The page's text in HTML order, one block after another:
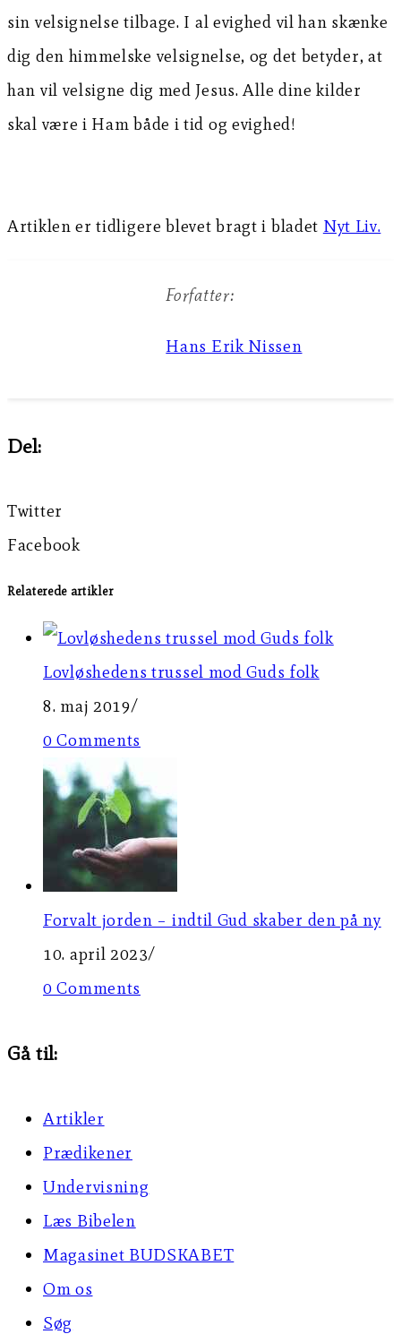
sin velsignelse tilbage. I al evighed vil han skænke
dig den himmelske velsignelse, og det betyder, at
han vil velsigne dig med Jesus. Alle dine kilder
skal være i Ham både i tid og evighed!
Artiklen er tidligere blevet bragt i bladet Nyt Liv.
Forfatter:
Hans Erik Nissen
Del:
Twitter
Facebook
Relaterede artikler
Lovløshedens trussel mod Guds folk
8. maj 2019/
0 Comments
Forvalt jorden – indtil Gud skaber den på ny
10. april 2023/
0 Comments
Gå til:
Artikler
Prædikener
Undervisning
Læs Bibelen
Magasinet BUDSKABET
Om os
Søg